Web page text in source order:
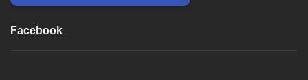
Facebook